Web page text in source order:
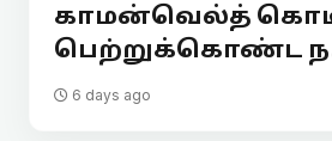
காமன்வெல்த்
பெற்றுக்கொண்ட
6 days ago